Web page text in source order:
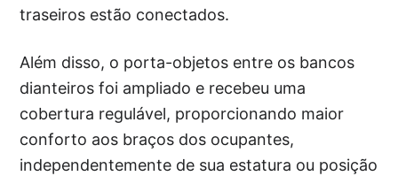
traseiros estão conectados.
Além disso, o porta-objetos entre os bancos
dianteiros foi ampliado e recebeu uma
cobertura regulável, proporcionando maior
conforto aos braços dos ocupantes,
independentemente de sua estatura ou posição